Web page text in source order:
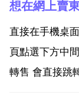
賣 那都是平台
走，再由平台
直接在手機桌
頁點選下方中
轉售 會直接跳